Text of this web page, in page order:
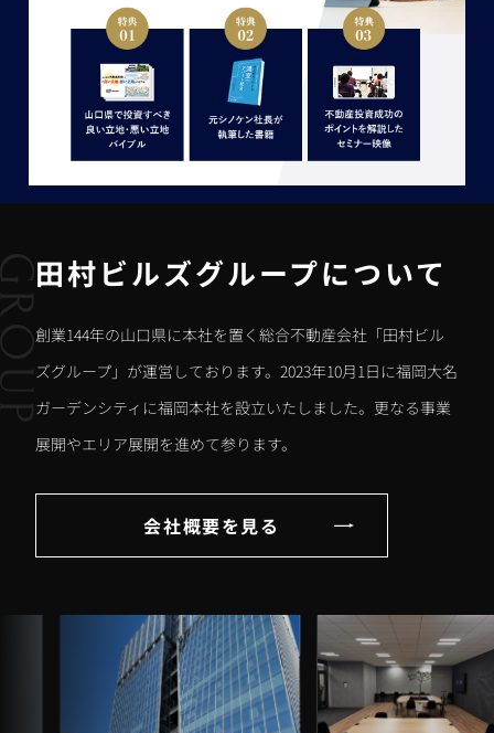
田村ビルズグループについて
創業144年の山口県に本社を置く総合不動産会社「田村ビル
ズグループ」が運営しております。2023年10月1日に福岡大名
ガーデンシティに福岡本社を設立いたしました。更なる事業
展開やエリア展開を進めて参ります。
会社概要を見る